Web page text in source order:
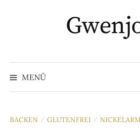
MENÜ
BACKEN / GLUTENFREI /